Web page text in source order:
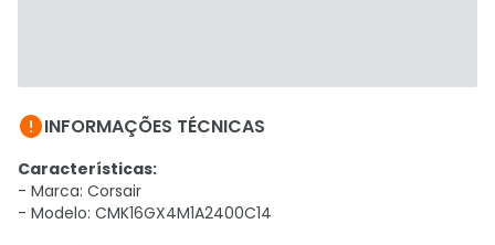
INFORMAÇÕES TÉCNICAS
Características:
- Marca: Corsair
- Modelo: CMK16GX4M1A2400C14